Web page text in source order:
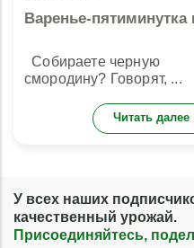
Варенье-пятиминутка
Собираете черную
смородину? Говорят, ...
Читать далее
У всех наших
качественный урожай.
Присоединяйтесь,